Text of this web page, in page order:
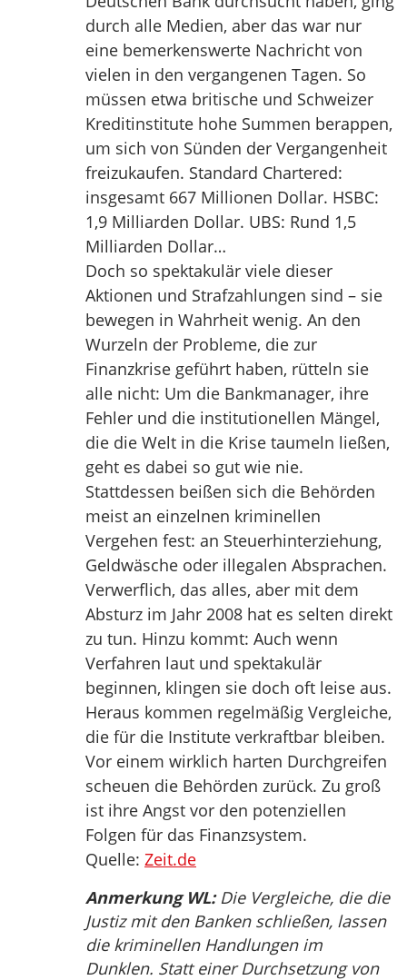
durch alle Medien, aber das war nur
eine bemerkenswerte Nachricht von
vielen in den vergangenen Tagen. So
müssen etwa britische und Schweizer
Kreditinstitute hohe Summen berappen,
um sich von Sünden der Vergangenheit
freizukaufen. Standard Chartered:
insgesamt 667 Millionen Dollar. HSBC:
1,9 Milliarden Dollar. UBS: Rund 1,5
Milliarden Dollar…
Doch so spektakulär viele dieser
Aktionen und Strafzahlungen sind – sie
bewegen in Wahrheit wenig. An den
Wurzeln der Probleme, die zur
Finanzkrise geführt haben, rütteln sie
alle nicht: Um die Bankmanager, ihre
Fehler und die institutionellen Mängel,
die die Welt in die Krise taumeln ließen,
geht es dabei so gut wie nie.
Stattdessen beißen sich die Behörden
meist an einzelnen kriminellen
Vergehen fest: an Steuerhinterziehung,
Geldwäsche oder illegalen Absprachen.
Verwerflich, das alles, aber mit dem
Absturz im Jahr 2008 hat es selten direkt
zu tun. Hinzu kommt: Auch wenn
Verfahren laut und spektakulär
beginnen, klingen sie doch oft leise aus.
Heraus kommen regelmäßig Vergleiche,
die für die Institute verkraftbar bleiben.
Vor einem wirklich harten Durchgreifen
scheuen die Behörden zurück. Zu groß
ist ihre Angst vor den potenziellen
Folgen für das Finanzsystem.
Quelle: Zeit.de
Anmerkung WL:Die Vergleiche, die die
Justiz mit den Banken schließen, lassen
die kriminellen Handlungen im
Dunklen. Statt einer Durchsetzung von